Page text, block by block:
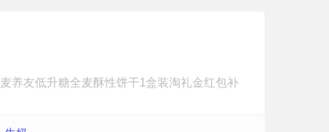
养友低升糖全麦酥性饼干1盒装淘礼金红包补